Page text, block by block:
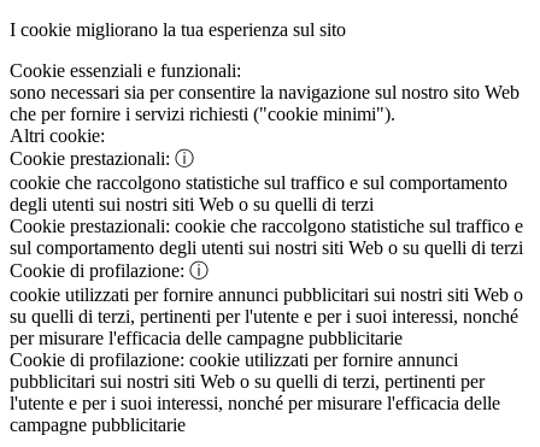
I cookie migliorano la tua esperienza sul sito
Cookie essenziali e funzionali:
sono necessari sia per consentire la navigazione sul nostro sito Web
che per fornire i servizi richiesti ("cookie minimi").
Altri cookie:
Cookie prestazionali: ⓘ
cookie che raccolgono statistiche sul traffico e sul comportamento
degli utenti sui nostri siti Web o su quelli di terzi
Cookie prestazionali: cookie che raccolgono statistiche sul traffico e
sul comportamento degli utenti sui nostri siti Web o su quelli di terzi
Cookie di profilazione: ⓘ
cookie utilizzati per fornire annunci pubblicitari sui nostri siti Web o
su quelli di terzi, pertinenti per l'utente e per i suoi interessi, nonché
per misurare l'efficacia delle campagne pubblicitarie
Cookie di profilazione: cookie utilizzati per fornire annunci
pubblicitari sui nostri siti Web o su quelli di terzi, pertinenti per
l'utente e per i suoi interessi, nonché per misurare l'efficacia delle
campagne pubblicitarie